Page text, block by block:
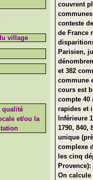
couvrent
conteste
de France
Parisien,
et 382
commune
cours est
compte 40
rapides et
Inférieure
1790, 840,
unique
complexe
les cinq
On calcule
village
qualité
et/ou la